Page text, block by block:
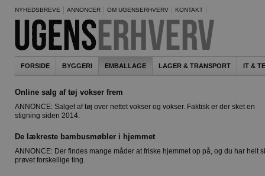
NYHEDSBREVE ANNONCER OM UGENSERHVERV KONTAKT
FORSIDE BYGGERI EMBALLAGE LAGER & TRANSPORT IT &
Online salg af tøj vokser frem
ANNONCE: Salget af tøj over nettet vokser og vokser. Faktisk er der sket en
stigning siden 2014.
De lækreste bambusmøbler i hjemmet
ANNONCE: Der findes mange måder at friske hjemmet op på, og du har helt
prøvet forskellige ting.